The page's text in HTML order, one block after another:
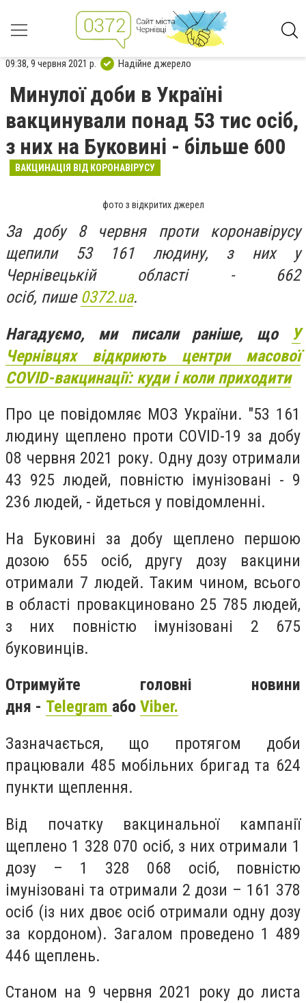
09:38, 9 червня 2021 р. Надійне джерело
Минулої доби в Україні
вакцинували понад 53 тис осіб,
з них на Буковині - більше 600
ВАКЦИНАЦІЯ ВІД КОРОНАВІРУСУ
фото з відкритих джерел
За добу 8 червня проти коронавірусу
щепили 53 161 людину, з них у
Чернівецькій області - 662
осіб, пише 0372.ua.
Нагадуємо, ми писали раніше, що
У
Чернівцях відкриють центри масової
COVID-вакцинації: куди і коли приходити
Про це повідомляє МОЗ України. "53 161
людину щеплено проти COVID-19 за добу
08 червня 2021 року. Одну дозу отримали
43 925 людей, повністю імунізовані - 9
236 людей, - йдеться у повідомленні.
На Буковині за добу щеплено першою
дозою 655 осіб, другу дозу вакцини
отримали 7 людей. Таким чином, всього
в області провакциновано 25 785 людей,
з них повністю імунізовані 2 675
буковинців.
Отримуйте головні новини
дня - Telegram або Viber.
Зазначається, що протягом доби
працювали 485 мобільних бригад та 624
пункти щеплення.
Від початку вакцинальної кампанії
щеплено 1 328 070 осіб, з них отримали 1
дозу – 1 328 068 осіб, повністю
імунізовані та отримали 2 дози – 161 378
осіб (із них двоє осіб отримали одну дозу
за кордоном). Загалом проведено 1 489
446 щеплень.
Станом на 9 червня 2021 року до листа